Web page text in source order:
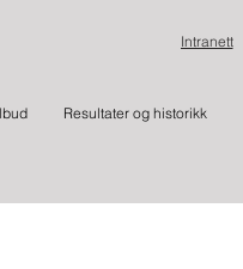
Intranett
Resultater og historikk